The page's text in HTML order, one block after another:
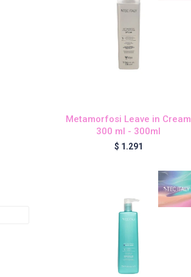
Metamorfosi Leave in Cream
300 ml - 300ml
$ 1.291